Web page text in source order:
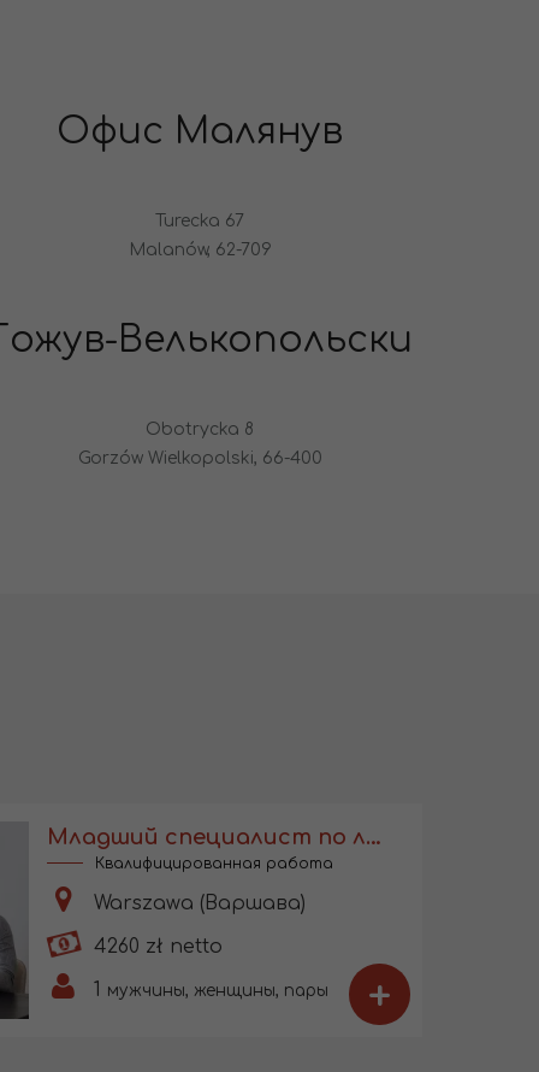
Офис Малянув
Turecka 67
Malanów, 62-709
Велькопольски
Obotrycka 8
Gorzów Wielkopolski, 66-400
Младший специалист по логистике
Квалифицированная работа
Warszawa (Варшава)
4260 zł netto
мужчины, женщины, пары +